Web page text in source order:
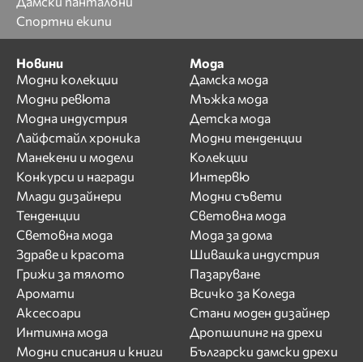
Спортни екипи
Новини
Модни колекции
Модни ревюта
Модна индустрия
Лайфстайл хроника
Манекени и модели
Конкурси и награди
Млади дизайнери
Тенденции
Световна мода
Здраве и красота
Грижи за тялото
Аромати
Аксесоари
Интимна мода
Модни списания и книги
Мода
Дамска мода
Мъжка мода
Детска мода
Модни тенденции
Колекции
Интервю
Модни съвети
Световна мода
Мода за дома
Шивашка индустрия
Пазаруване
Всичко за Коледа
Стани моден дизайнер
Дропшипинг на дрехи
Български дамски дрехи